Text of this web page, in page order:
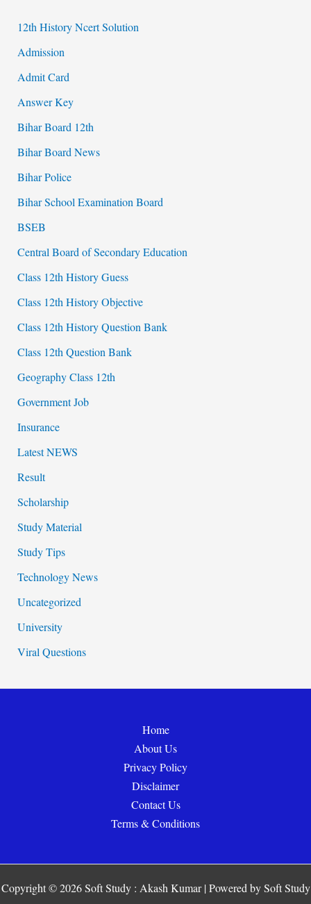
12th History Ncert Solution
Admission
Admit Card
Answer Key
Bihar Board 12th
Bihar Board News
Bihar Police
Bihar School Examination Board
BSEB
Central Board of Secondary Education
Class 12th History Guess
Class 12th History Objective
Class 12th History Question Bank
Class 12th Question Bank
Geography Class 12th
Government Job
Insurance
Latest NEWS
Result
Scholarship
Study Material
Study Tips
Technology News
Uncategorized
University
Viral Questions
Home
About Us
Privacy Policy
Disclaimer
Contact Us
Terms & Conditions
Copyright © 2026 Soft Study : Akash Kumar | Powered by Soft Study